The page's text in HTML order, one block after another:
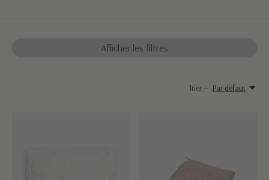
Afficher les filtres
Trier — Par défaut